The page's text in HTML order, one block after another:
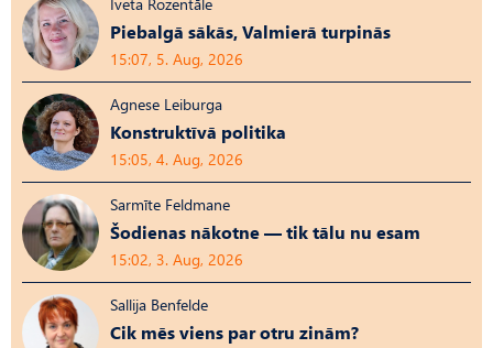
Piebalgā sākās, Valmierā turpinās
15:07, 5. Aug, 2026
Agnese Leiburga
Konstruktīvā politika
15:05, 4. Aug, 2026
Sarmīte Feldmane
Šodienas nākotne — tik tālu nu esam
15:02, 3. Aug, 2026
Sallija Benfelde
Cik mēs viens par otru zinām?